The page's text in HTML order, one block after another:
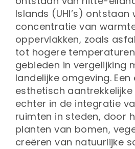
Islands (UHI’s) ontstaan
concentratie van
oppervlakken, zoals
tot hogere
gebieden in vergelijking
landelijke omgeving.
esthetisch
echter in de integratie
ruimten in steden, door
planten van bomen,
creëren van natuurlijke